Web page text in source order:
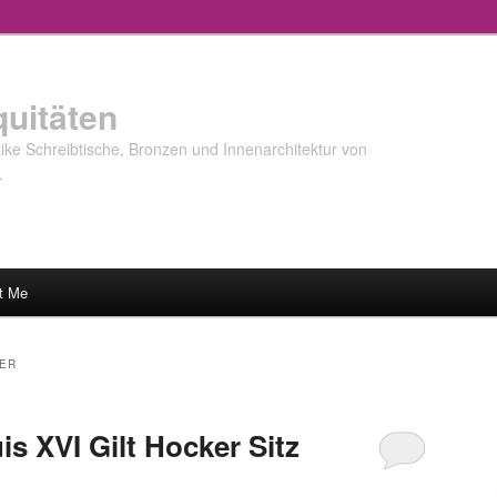
Schreibtische, Bronzen und Innenarchitektur von
Me
XVI Gilt Hocker Sitz